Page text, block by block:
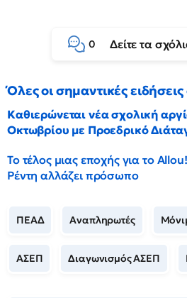
0 Δείτε τα
Όλες οι σημαντικές
Καθιερώνεται νέα σχολική
Οκτωβρίου με Προεδρικό
Το τέλος μιας εποχής για το
Ρέντη αλλάζει πρόσωπο
ΠΕΑΔ Αναπληρωτές
ΑΣΕΠ Διαγωνισμός ΑΣΕΠ